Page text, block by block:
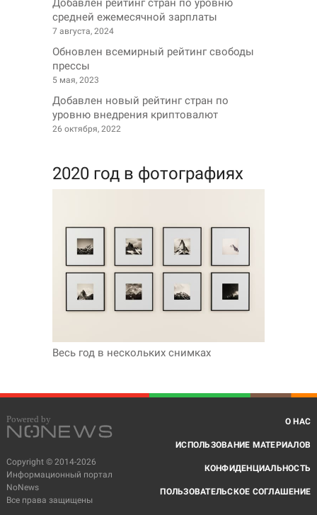
Добавлен рейтинг стран по уровню
средней ежемесячной зарплаты
7 августа, 2024
Обновлен всемирный рейтинг свободы
прессы
5 мая, 2023
Добавлен новый рейтинг стран по
уровню внедрения криптовалют
26 октября, 2022
2020 год в фотографиях
Весь год в нескольких снимках
Copyright © 2014-2026
Информационный портал
NoNews
Все права защищены
О НАС
ИСПОЛЬЗОВАНИЕ МАТЕРИАЛОВ
КОНФИДЕНЦИАЛЬНОСТЬ
ПОЛЬЗОВАТЕЛЬСКОЕ СОГЛАШЕНИЕ